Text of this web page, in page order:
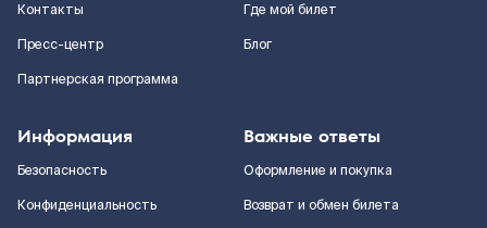
Контакты
Пресс-центр
Партнерская программа
Где мой билет
Блог
Информация
Безопасность
Конфиденциальность
Важные ответы
Оформление и покупка
Возврат и обмен билета